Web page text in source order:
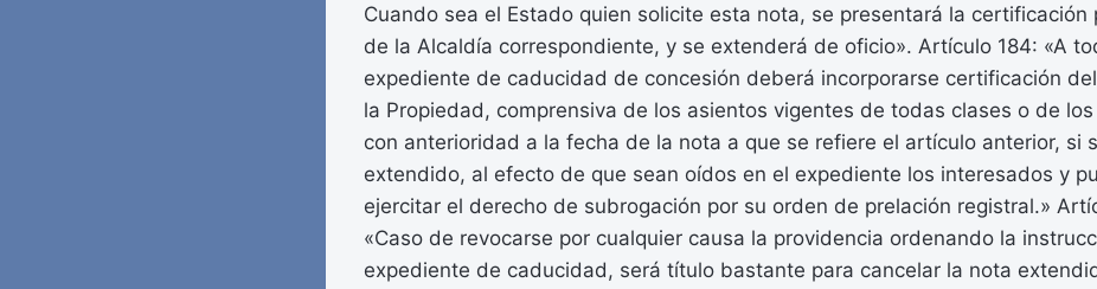
Cuando sea el Estado quien solicite esta nota, se presentará la certificación
de la Alcaldía correspondiente, y se extenderá de oficio». Artículo 184: «A
expediente de caducidad de concesión deberá incorporarse certificación
la Propiedad, comprensiva de los asientos vigentes de todas clases o de
con anterioridad a la fecha de la nota a que se refiere el artículo anterior, si
extendido, al efecto de que sean oídos en el expediente los interesados y
ejercitar el derecho de subrogación por su orden de prelación registral.»
«Caso de revocarse por cualquier causa la providencia ordenando la
expediente de caducidad, será título bastante para cancelar la nota